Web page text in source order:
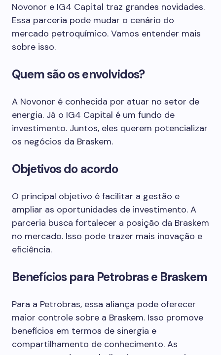
Novonor e IG4 Capital traz grandes novidades.
Essa parceria pode mudar o cenário do
mercado petroquímico. Vamos entender mais
sobre isso.
Quem são os envolvidos?
A Novonor é conhecida por atuar no setor de
energia. Já o IG4 Capital é um fundo de
investimento. Juntos, eles querem potencializar
os negócios da Braskem.
Objetivos do acordo
O principal objetivo é facilitar a gestão e
ampliar as oportunidades de investimento. A
parceria busca fortalecer a posição da Braskem
no mercado. Isso pode trazer mais inovação e
eficiência.
Benefícios para Petrobras e Braskem
Para a Petrobras, essa aliança pode oferecer
maior controle sobre a Braskem. Isso promove
benefícios em termos de sinergia e
compartilhamento de conhecimento. As